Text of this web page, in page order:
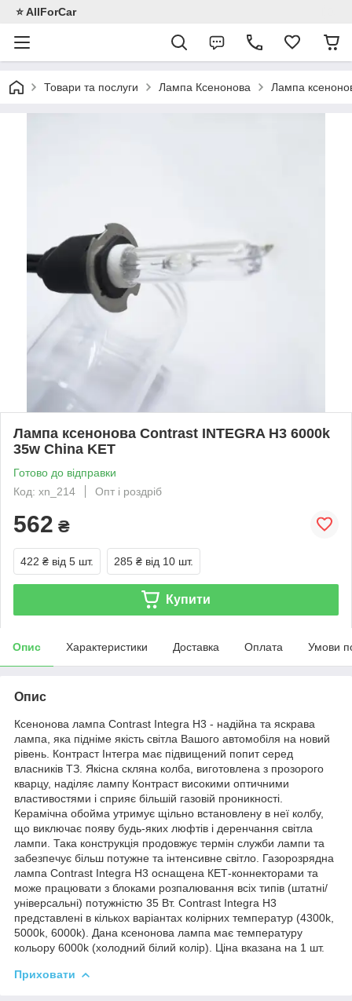
⭐️ AllForCar
Товари та послуги Лампа Ксенонова Лампа
Лампа ксенонова Contrast INTEGRA H3 6000k
35w China KET
Готово до відправки
Код: xn_214
Опт і роздріб
562 ₴
422 ₴ від 5 шт. 285 ₴ від 10 шт.
Купити
Опис Характеристики Доставка Оплата Умови
Опис
Ксенонова лампа Contrast Integra H3 - надійна та яскрава
лампа, яка підніме якість світла Вашого автомобіля на новий
рівень. Контраст Інтегра має підвищений попит серед
власників ТЗ. Якісна скляна колба, виготовлена з прозорого
кварцу, наділяє лампу Контраст високими оптичними
властивостями і сприяє більшій газовій проникності.
Керамічна обойма утримує щільно встановлену в неї колбу,
що виключає появу будь-яких люфтів і деренчання світла
лампи. Така конструкція продовжує термін служби лампи та
забезпечує більш потужне та інтенсивне світло. Газорозрядна
лампа Contrast Integra H3 оснащена КЕТ-коннекторами та
може працювати з блоками розпалювання всіх типів (штатні/
універсальні) потужністю 35 Вт. Contrast Integra H3
представлені в кількох варіантах колірних температур (4300k,
5000k, 6000k). Дана ксенонова лампа має температуру
кольору 6000k (холодний білий колір). Ціна вказана на 1 шт.
Приховати